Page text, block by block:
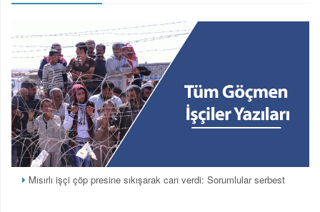
Mısırlı işçi çöp presine sıkışarak can verdi: Sorumlular serbest